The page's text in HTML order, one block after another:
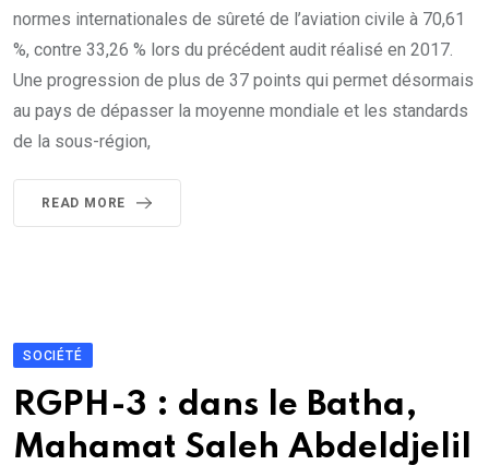
normes internationales de sûreté de l’aviation civile à 70,61
%, contre 33,26 % lors du précédent audit réalisé en 2017.
Une progression de plus de 37 points qui permet désormais
au pays de dépasser la moyenne mondiale et les standards
de la sous-région,
READ MORE
SOCIÉTÉ
RGPH-3 : dans le Batha,
Mahamat Saleh Abdeldjelil